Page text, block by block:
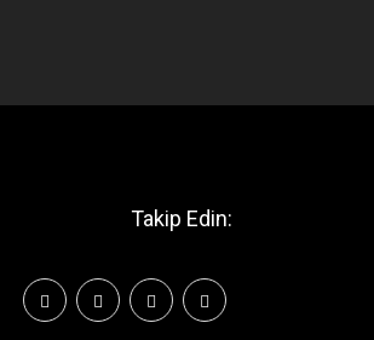
Takip Edin: